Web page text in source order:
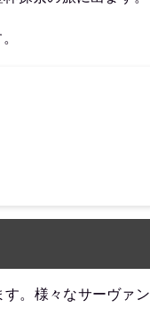
。様々なサーヴァン